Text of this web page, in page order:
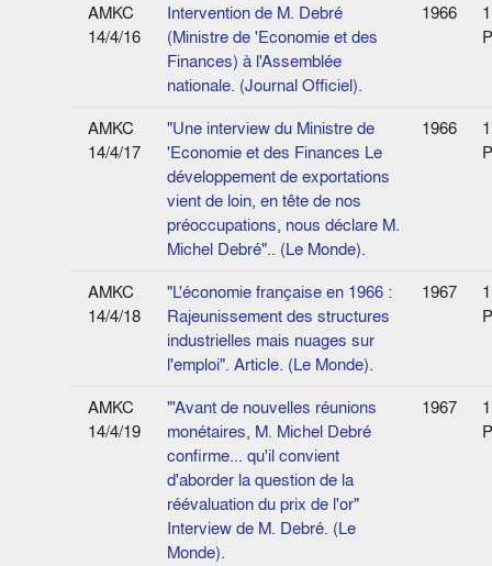
AMKC
14/4/16
Intervention de M. Debré
(Ministre de 'Economie et des
Finances) à l'Assemblée
nationale. (Journal Officiel).
1966
1
AMKC
14/4/17
"Une interview du Ministre de
'Economie et des Finances Le
développement de exportations
vient de loin, en tête de nos
préoccupations, nous déclare M.
Michel Debré".. (Le Monde).
1966
1
AMKC
14/4/18
"L'économie française en 1966 :
Rajeunissement des structures
industrielles mais nuages sur
l'emploi". Article. (Le Monde).
1967
1
AMKC
14/4/19
"'Avant de nouvelles réunions
monétaires, M. Michel Debré
confirme... qu'il convient
d'aborder la question de la
réévaluation du prix de l'or"
Interview de M. Debré. (Le
Monde).
1967
1